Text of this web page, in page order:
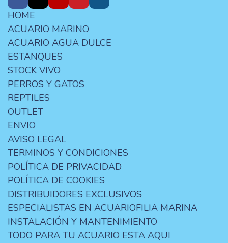
HOME
ACUARIO MARINO
ACUARIO AGUA DULCE
ESTANQUES
STOCK VIVO
PERROS Y GATOS
REPTILES
OUTLET
ENVIO
AVISO LEGAL
TERMINOS Y CONDICIONES
POLÍTICA DE PRIVACIDAD
POLÍTICA DE COOKIES
DISTRIBUIDORES EXCLUSIVOS
ESPECIALISTAS EN ACUARIOFILIA MARINA
INSTALACIÓN Y MANTENIMIENTO
TODO PARA TU ACUARIO ESTA AQUI